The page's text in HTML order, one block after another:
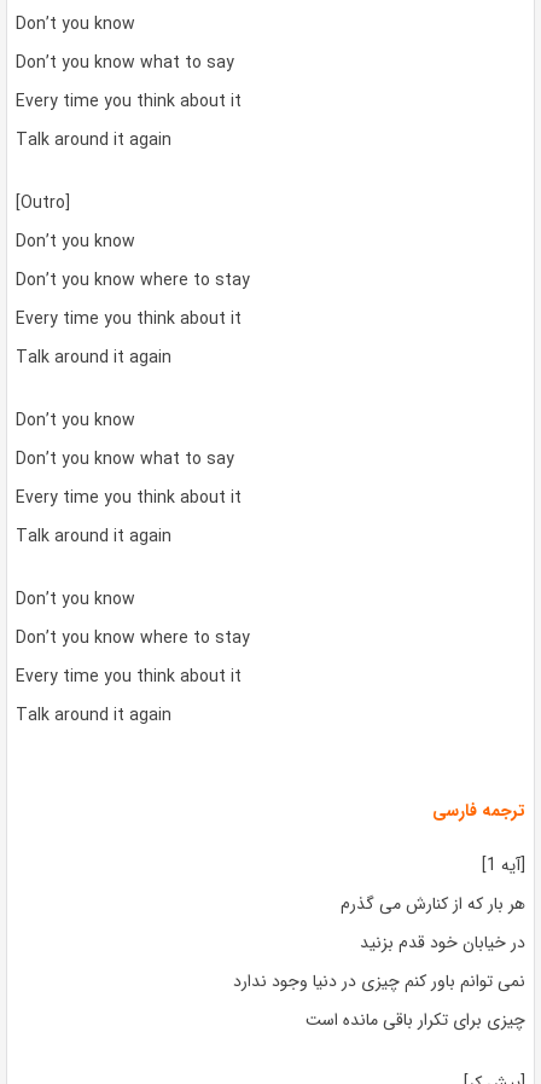
Don’t you know
Don’t you know what to say
Every time you think about it
Talk around it again
[Outro]
Don’t you know
Don’t you know where to stay
Every time you think about it
Talk around it again
Don’t you know
Don’t you know what to say
Every time you think about it
Talk around it again
Don’t you know
Don’t you know where to stay
Every time you think about it
Talk around it again
ترجمه فارسی
[آیه 1]
هر بار که از کنارش می گذرم
در خیابان خود قدم بزنید
نمی توانم باور کنم چیزی در دنیا وجود ندارد
چیزی برای تکرار باقی مانده است